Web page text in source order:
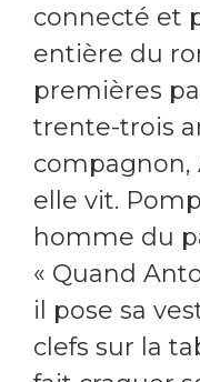
connecté et
entière du
premières
trente-trois
compagnon,
elle vit.
homme du
« Quand
il pose sa
clefs sur la